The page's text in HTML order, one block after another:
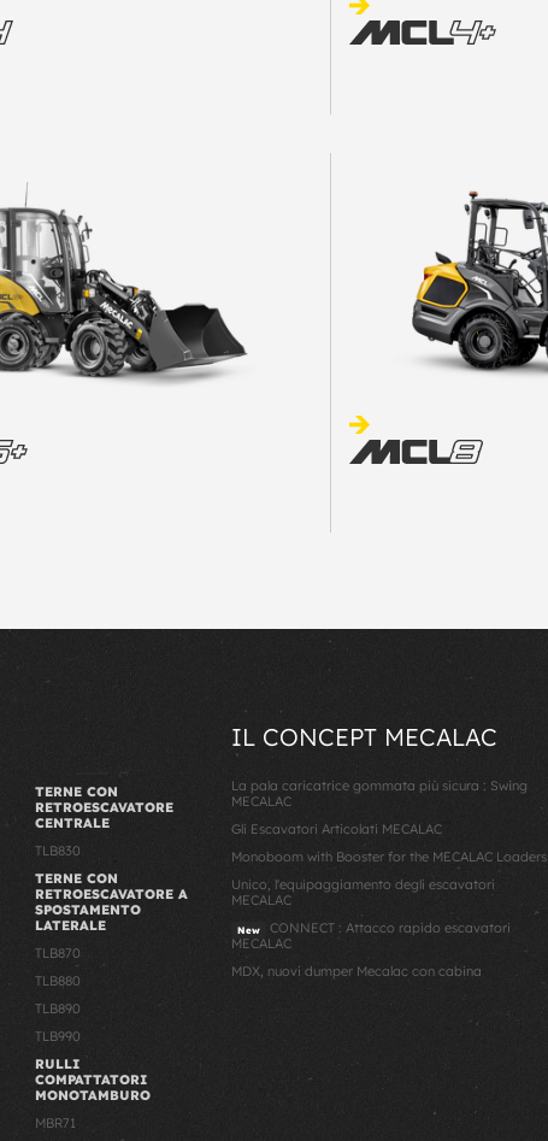
TERNE CON
RETROESCAVATORE
CENTRALE
TLB830
TERNE CON
RETROESCAVATORE A
SPOSTAMENTO
LATERALE
TLB870
TLB880
TLB890
TLB990
RULLI
COMPATTATORI
MONOTAMBURO
MBR71
IL CONCEPT MECALAC
La pala caricatrice gommata più sicura : Swing
MECALAC
Gli Escavatori Articolati MECALAC
Monoboom with Booster for the MECALAC Loaders
Unico, l'equipaggiamento degli escavatori
MECALAC
New
CONNECT : Attacco rapido escavatori
MECALAC
MDX, nuovi dumper Mecalac con cabina